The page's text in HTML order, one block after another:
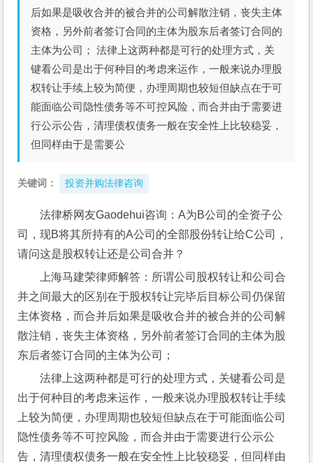
后如果是吸收合并的被合并的公司解散注销，丧失主体
资格，另外前者签订合同的主体为股东后者签订合同的
主体为公司； 法律上这两种都是可行的处理方式，关
键看公司是出于何种目的考虑来运作，一般来说办理股
权转让手续上较为简便，办理周期也较短但缺点在于可
能面临公司隐性债务等不可控风险，而合并由于需要进
行公示公告，清理债权债务一般在安全性上比较稳妥，
但同样由于是需要公
关键词： 投资并购法律咨询
法律桥网友Gaodehui咨询：A为B公司的全资子公
司，现B将其所持有的A公司的全部股份转让给C公司，
请问这是股权转让还是公司合并？
上海马建荣律师解答：所谓公司股权转让和公司合
并之间最大的区别在于股权转让完毕后目标公司仍保留
主体资格，而合并后如果是吸收合并的被合并的公司解
散注销，丧失主体资格，另外前者签订合同的主体为股
东后者签订合同的主体为公司；
法律上这两种都是可行的处理方式，关键看公司是
出于何种目的考虑来运作，一般来说办理股权转让手续
上较为简便，办理周期也较短但缺点在于可能面临公司
隐性债务等不可控风险，而合并由于需要进行公示公
告，清理债权债务一般在安全性上比较稳妥，但同样由